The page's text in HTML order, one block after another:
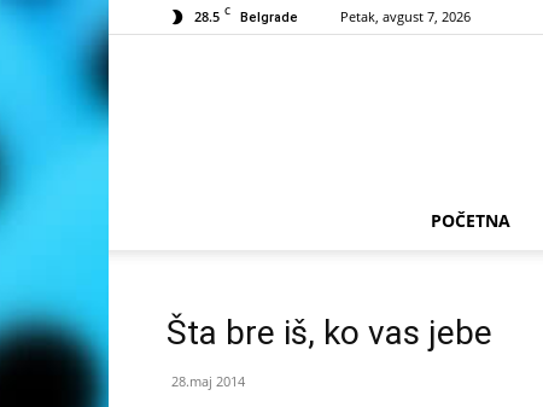
28.5 C Belgrade Petak, avgust 7, 2026
POČETNA
Šta bre iš, ko vas jebe
28.maj 2014